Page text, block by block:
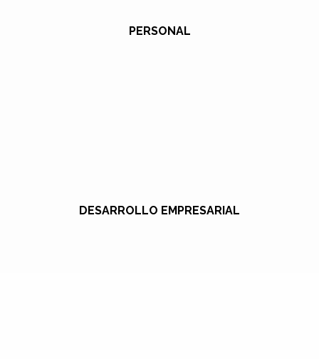
PERSONAL
DESARROLLO EMPRESARIAL